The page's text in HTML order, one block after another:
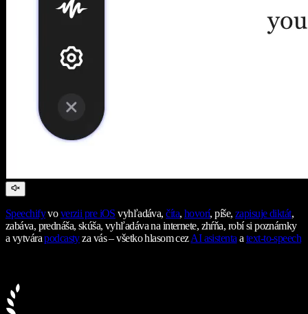
Speechifyvoverzii pre iOS vyhľadáva,číta, hovorí, píše,zapisuje diktát,
zabáva, prednáša, skúša, vyhľadáva na internete, zhŕňa, robí si poznámky
a vytvárapodcastyza vás – všetko hlasom cezAI asistentaatext-to-speech